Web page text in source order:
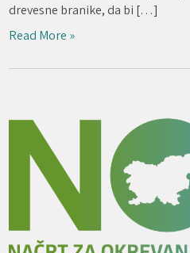
drevesne branike, da bi […]
Read More »